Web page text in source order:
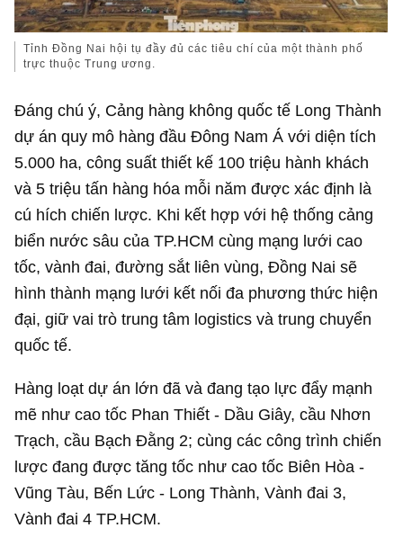
Tỉnh Đồng Nai hội tụ đầy đủ các tiêu chí của một thành phố
trực thuộc Trung ương.
Đáng chú ý, Cảng hàng không quốc tế Long Thành
dự án quy mô hàng đầu Đông Nam Á với diện tích
5.000 ha, công suất thiết kế 100 triệu hành khách
và 5 triệu tấn hàng hóa mỗi năm được xác định là
cú hích chiến lược. Khi kết hợp với hệ thống cảng
biển nước sâu của TP.HCM cùng mạng lưới cao
tốc, vành đai, đường sắt liên vùng, Đồng Nai sẽ
hình thành mạng lưới kết nối đa phương thức hiện
đại, giữ vai trò trung tâm logistics và trung chuyển
quốc tế.
Hàng loạt dự án lớn đã và đang tạo lực đẩy mạnh
mẽ như cao tốc Phan Thiết - Dầu Giây, cầu Nhơn
Trạch, cầu Bạch Đằng 2; cùng các công trình chiến
lược đang được tăng tốc như cao tốc Biên Hòa -
Vũng Tàu, Bến Lức - Long Thành, Vành đai 3,
Vành đai 4 TP.HCM.